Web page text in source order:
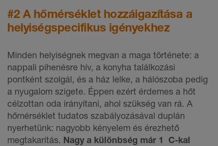
#2 A hőmérséklet hozzáigazítása a
helyiségspecifikus igényekhez
Minden helyiségnek megvan a maga története: a
nappali pihenésre hív, a konyha találkozási
pontként szolgál, és a ház lelke, a hálószoba pedig
a nyugalom szigete. Éppen ezért érdemes a hőt
célzottan oda irányítani, ahol szükség van rá. A
hőmérséklet tudatos szabályozásával duplán
nyerhetünk: nagyobb kényelem és érezhető
megtakarítás. Nagy a különbség már 1 C-kal